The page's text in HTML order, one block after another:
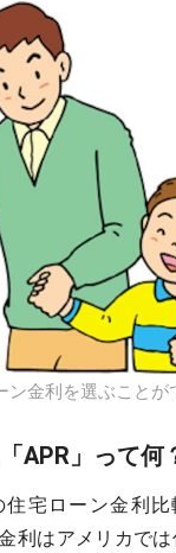
ン金利を選ぶことが
APR」って何
住宅ローン金利
金利はアメリカで